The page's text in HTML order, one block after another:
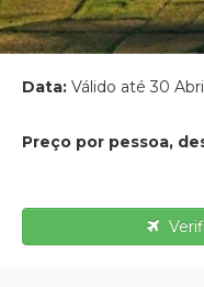
Data: Válido até 30
Preço por pessoa,